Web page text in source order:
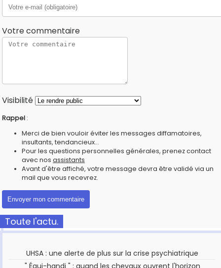
Votre commentaire
Visibilité
Rappel :
Merci de bien vouloir éviter les messages diffamatoires,
insultants, tendancieux...
Pour les questions personnelles générales, prenez contact
avec nos assistants
Avant d'être affiché, votre message devra être validé via un
mail que vous recevrez.
Toute l'actu.
UHSA : une alerte de plus sur la crise psychiatrique
" Équi-handi " : quand les chevaux ouvrent l'horizon